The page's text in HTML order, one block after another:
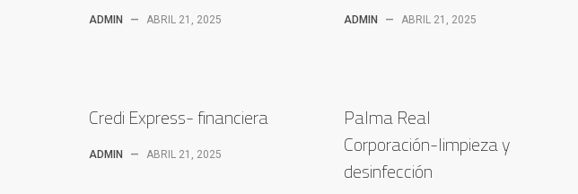
ADMIN — ABRIL 21, 2025 ADMIN — ABRIL 21, 2025
Credi Express- financiera
ADMIN — ABRIL 21, 2025
Palma Real
Corporación-limpieza y
desinfección